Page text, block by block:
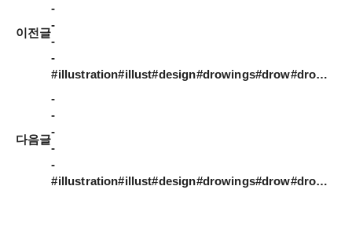
이전글
-
-
-
-
#illustration#illust#design#drowings#drow#drowingart#artgallery#artwork#artist#designer#nature#instaart#doodle_art#daily#일러스트#아티스트#드로잉#그림스타그램#일러스트레이션
다음글
-
-
-
-
-
#illustration#illust#design#drowings#drow#drowingart#artgallery#artwork#artist#designer#nature#instaart#doodle_art#daily#일러스트#아티스트#드로잉#그림스타그램#일러스트레이션